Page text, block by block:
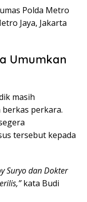
Polda Metro
Jaya, Jakarta
Umumkan
masih
perkara.
tersebut kepada
Suryo dan Dokter
kata Budi